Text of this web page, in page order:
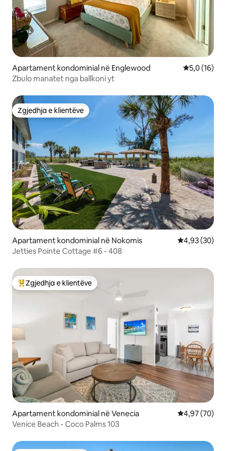
Apartament kondominial në Englewood Vlerësimi
5,0 (16)
Zbulo manatet nga ballkoni yt
Zgjedhja e klientëve
Zgjedhja e klientëve
Apartament kondominial në Nokomis Vlerësimi
4,93 (30)
Jetties Pointe Cottage #6 - 408
Më të mirat e zgjedhjeve të klientëve
Zgjedhja e klientëve
Apartament kondominial në Venecia Vlerësimi
4,97 (70)
Venice Beach - Coco Palms 103